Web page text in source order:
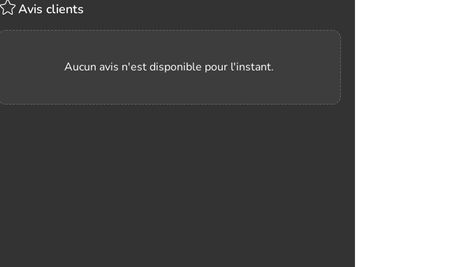
Avis clients
Aucun avis n'est disponible pour l'instant.